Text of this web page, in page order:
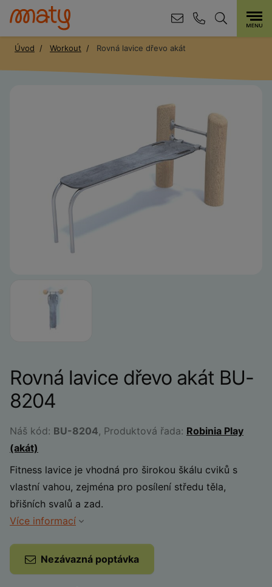
Úvod Workout Rovná lavice dřevo akát
Rovná lavice dřevo akát BU-
8204
Náš kód: BU-8204, Produktová řada: Robinia Play
(akát)
Fitness lavice je vhodná pro širokou škálu cviků s
vlastní vahou, zejména pro posílení středu těla,
břišních svalů a zad.
Více informací
Nezávazná poptávka